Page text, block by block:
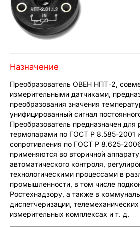
Назначение
Преобразователь ОВЕН НПТ-2,
измерительными датчиками,
преобразования значения
унифицированный сигнал
Преобразователь предназначен для
термопарами по ГОСТ Р 8.585-2001
сопротивления по ГОСТ Р 8.625-
применяются во вторичной
автоматического контроля,
технологическими процессами в
промышленности, в том числе
Ростехнадзору, а также в
диспетчеризации,
измерительных комплексах и т. д.